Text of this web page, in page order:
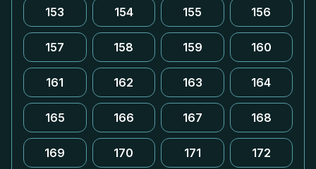
153 154 155 156
157 158 159 160
161 162 163 164
165 166 167 168
169 170 171 172